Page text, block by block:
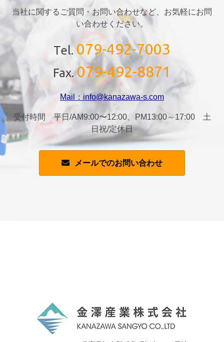
当社に関するご質問・お問い合わせなど、お気軽にお問
い合わせください。
Tel.079-492-7003
Fax.079-492-8871
Mail：info@kanazawa-s.com
受付時間 平日/AM9:00〜12:00、PM13:00～17:00 土
日祝/定休日
メールでのお問い合わせ